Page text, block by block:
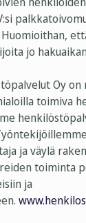
Huomioithan,
jo
Oy on
toimiva
ja väylä
toiminta
ja